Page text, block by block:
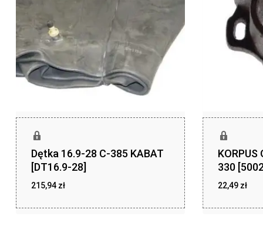
Dętka 16.9-28 C-385 KABAT
[DT16.9-28]
215,94 zł
KORPUS
330
22,49 zł